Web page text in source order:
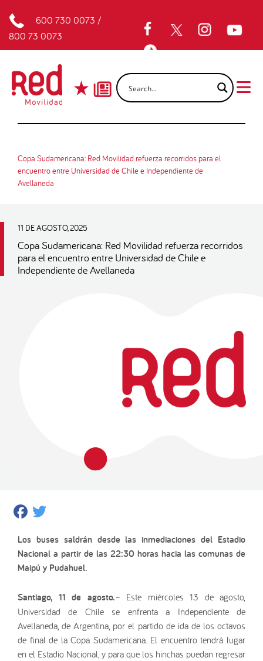
600 730 0073 /
800 73 0073
Copa Sudamericana: Red Movilidad refuerza recorridos para el
encuentro entre Universidad de Chile e Independiente de
Avellaneda
11 DE AGOSTO, 2025
Copa Sudamericana: Red Movilidad refuerza recorridos
para el encuentro entre Universidad de Chile e
Independiente de Avellaneda
Facebook
Los buses saldrán desde las inmediaciones del Estadio
Nacional a partir de las 22:30 horas hacia las comunas de
Maipú y Pudahuel.
Santiago, 11 de agosto.– Este miércoles 13 de agosto,
Universidad de Chile se enfrenta a Independiente de
Avellaneda, de Argentina, por el partido de ida de los octavos
de final de la Copa Sudamericana. El encuentro tendrá lugar
en el Estadio Nacional, y para que los hinchas puedan regresar